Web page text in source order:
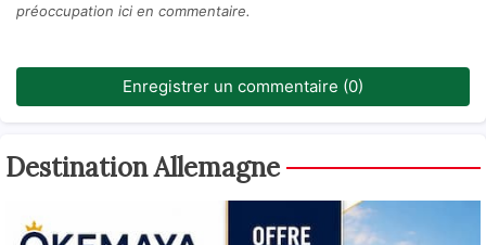
préoccupation ici en commentaire.
Enregistrer un commentaire (0)
Destination Allemagne